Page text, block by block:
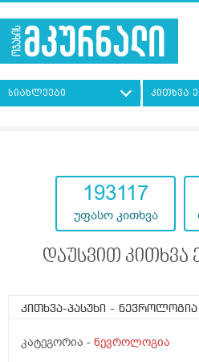
სიახლეები კითხვა
193117
უფასო კითხვა
დაუსვით კითხვა
კითხვა-პასუხი - ნევროლოგია
კატეგორია - ნევროლოგია